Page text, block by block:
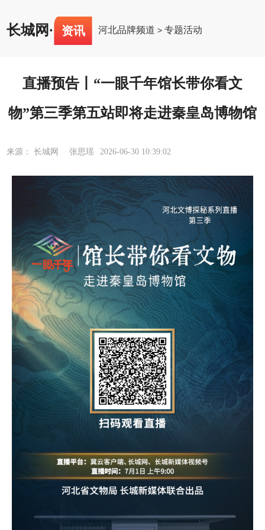
长城网· 资讯 河北品牌频道 >专题活动
直播预告丨“一眼千年馆长带你看文
物”第三季第五站即将走进秦皇岛博物馆
来源： 长城网 张思瑶 2026-06-30 10:39:02